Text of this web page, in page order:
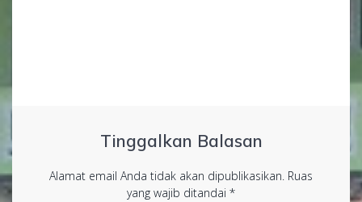
Tinggalkan Balasan
Alamat email Anda tidak akan dipublikasikan. Ruas
yang wajib ditandai *